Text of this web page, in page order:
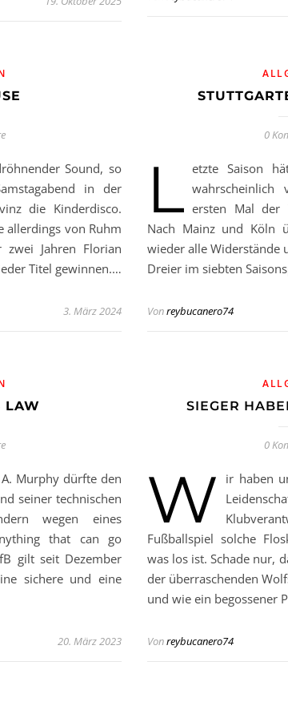
Sound, so
in der
die Kinderdisco.
allerdings von Ruhm
Jahren Florian
Titel gewinnen.…
3. März 2024
0
L etzte Saison
ersten Mal der
Nach Mainz und Köln
wieder alle Widerstände
Dreier im siebten
Vonreybucanero74
LAW
Murphy dürfte den
seiner technischen
wegen eines
that can go
gilt seit Dezember
sichere und eine
20. März 2023
SIEGER
0
W
ir haben
Fußballspiel solche
was los ist. Schade nur,
der überraschenden
und wie ein begossener
Vonreybucanero74